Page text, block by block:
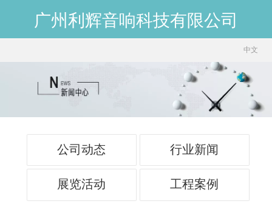
广州利辉音响科技有限公司
中文
中文
English
公司动态 行业新闻
展览活动 工程案例